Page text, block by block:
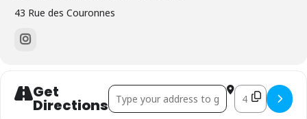
43 Rue des Couronnes
Get
Directions
Address - Vide Dressing Étudiants de Mode
Destination